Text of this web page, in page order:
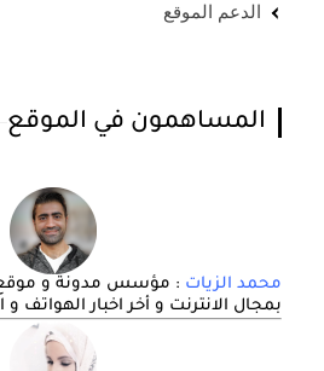
الدعم الموقع
المساهمون في الموقع
محمد الزيات
بمجال الانترنت و أخر اخبار الهواتف و